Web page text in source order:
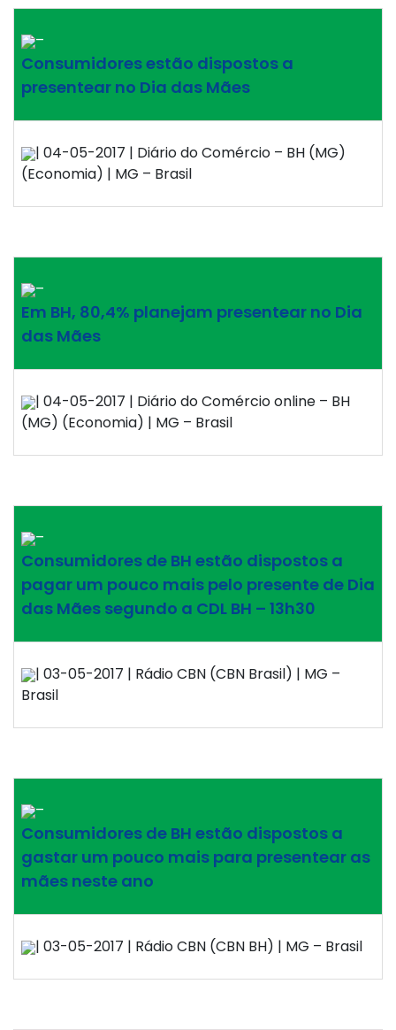
–
Consumidores estão dispostos a
presentear no Dia das Mães
| 04-05-2017 | Diário do Comércio – BH (MG)
(Economia) | MG – Brasil
–
Em BH, 80,4% planejam presentear no Dia
das Mães
| 04-05-2017 | Diário do Comércio online – BH
(MG) (Economia) | MG – Brasil
–
Consumidores de BH estão dispostos a
pagar um pouco mais pelo presente de Dia
das Mães segundo a CDL BH – 13h30
| 03-05-2017 | Rádio CBN (CBN Brasil) | MG –
Brasil
–
Consumidores de BH estão dispostos a
gastar um pouco mais para presentear as
mães neste ano
| 03-05-2017 | Rádio CBN (CBN BH) | MG – Brasil